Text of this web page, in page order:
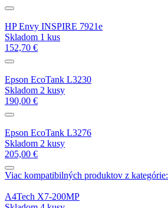
HP Envy INSPIRE 7921e
Skladom 1 kus
152,70 €
Epson EcoTank L3230
Skladom 2 kusy
190,00 €
Epson EcoTank L3276
Skladom 2 kusy
205,00 €
Viac kompatibilných produktov z kategórie:
A4Tech X7-200MP